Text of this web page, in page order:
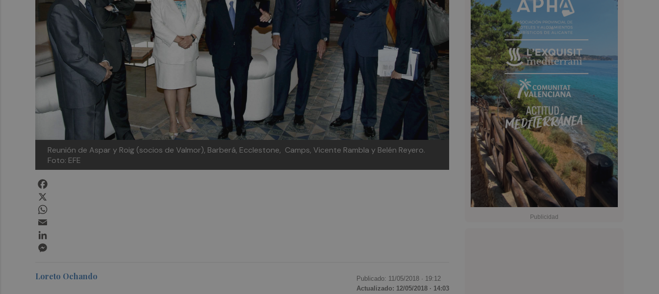
Reunión de Aspar y Roig (socios de Valmor), Barberá, Ecclestone, Camps, Vicente Rambla y Belén Reyero.
Foto: EFE
Loreto Ochando Publicado: 11/05/2018 · 19:12
Actualizado: 12/05/2018 · 14:03